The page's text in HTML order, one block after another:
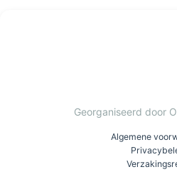
Georganiseerd door
Algemene